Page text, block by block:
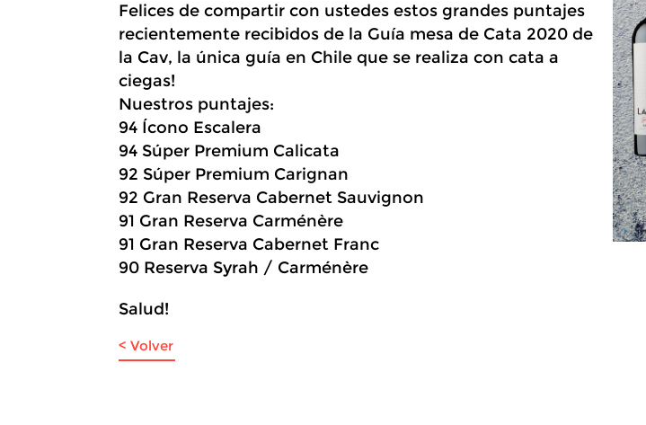
Felices de compartir con ustedes estos grandes puntajes
recientemente recibidos de la Guía mesa de Cata 2020 de
la Cav, la única guía en Chile que se realiza con cata a
ciegas!
Nuestros puntajes:
94 Ícono Escalera
94 Súper Premium Calicata
92 Súper Premium Carignan
92 Gran Reserva Cabernet Sauvignon
91 Gran Reserva Carménère
91 Gran Reserva Cabernet Franc
90 Reserva Syrah / Carménère
Salud!
< Volver